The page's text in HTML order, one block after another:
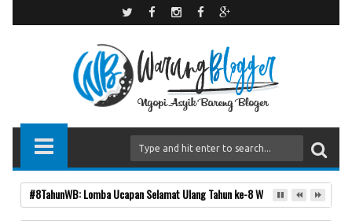
#8TahunWB: Lomba Ucapan Selamat Ulang Tahun ke-8 Warung Blogger